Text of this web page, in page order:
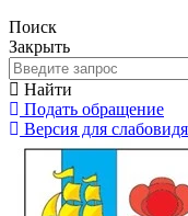
Поиск
Закрыть
Найти
Подать обращение
Версия для